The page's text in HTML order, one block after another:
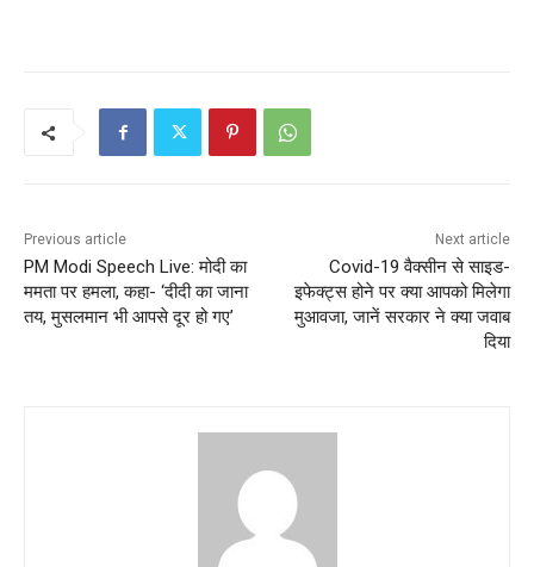
Previous article
PM Modi Speech Live: मोदी का
ममता पर हमला, कहा- ‘दीदी का जाना
तय, मुसलमान भी आपसे दूर हो गए’
Next article
Covid-19 वैक्सीन से साइड-
इफेक्ट्स होने पर क्या आपको मिलेगा
मुआवजा, जानें सरकार ने क्या जवाब
दिया